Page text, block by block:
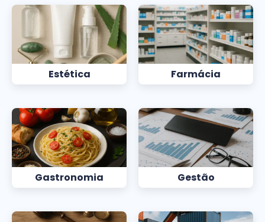
Estética Farmácia
Gastronomia Gestão